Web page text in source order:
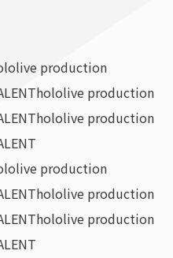
production
hololive production
hololive production
production
hololive production
hololive production